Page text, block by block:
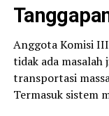
Anggota Komisi
tidak ada
transportasi
Termasuk sistem